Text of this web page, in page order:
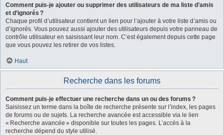
Comment puis-je ajouter ou supprimer des utilisateurs de ma liste d’amis
et d’ignorés ?
Chaque profil d’utilisateur contient un lien pour l’ajouter à votre liste d’amis ou
d’ignorés. Vous pouvez aussi ajouter des utilisateurs depuis votre panneau de
contrôle utilisateur en saisissant leur nom. C’est également depuis cette page
que vous pouvez les retirer de vos listes.
Haut
Recherche dans les forums
Comment puis-je effectuer une recherche dans un ou des forums ?
Saisissez un terme dans la boîte de recherche présente sur l’index, les pages
de forums ou de sujets. La recherche avancée est accessible via le lien
« Recherche avancée » disponible sur toutes les pages. L’accès à la
recherche dépend du style utilisé.